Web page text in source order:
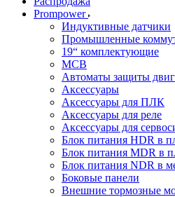
Prompower
Индуктивные датчики
Промышленные
19“ комплектующие
MCB
Автоматы защиты
Аксессуары
Аксессуары для ПЛК
Аксессуары для реле
Аксессуары для
Блок питания HDR в
Блок питания MDR в
Блок питания NDR в
Боковые панели
Внешние тормозные